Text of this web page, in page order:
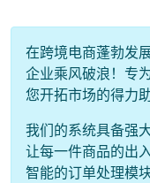
在跨境电商蓬勃发
企业乘风破浪！专
您开拓市场的得力助
我们的系统具备强
让每一件商品的出
智能的订单处理模